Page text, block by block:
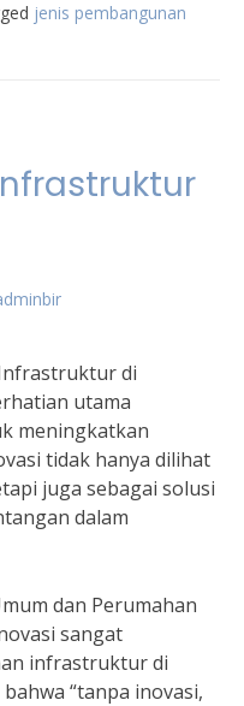
jenis pembangunan
di
utama
meningkatkan
tidak hanya dilihat
juga sebagai solusi
dalam
dan Perumahan
sangat
infrastruktur di
“tanpa inovasi,